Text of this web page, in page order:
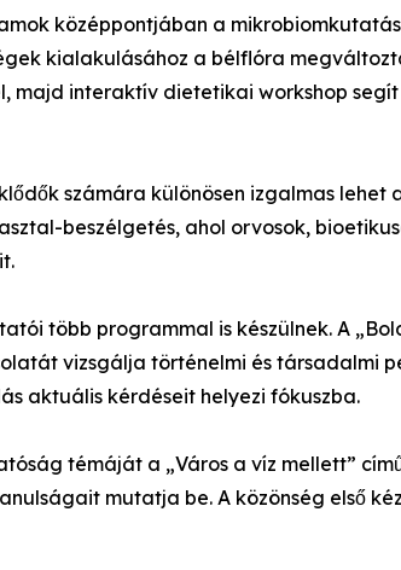
középpontjában a
kialakulásához a bélflóra
majd interaktív dietetikai workshop
számára különösen izgalmas lehet
beszélgetés, ahol orvosok,
több programmal is készülnek. A
vizsgálja történelmi és társadalmi
aktuális kérdéseit helyezi fókuszba.
témáját a „Város a víz mellett”
mutatja be. A közönség első